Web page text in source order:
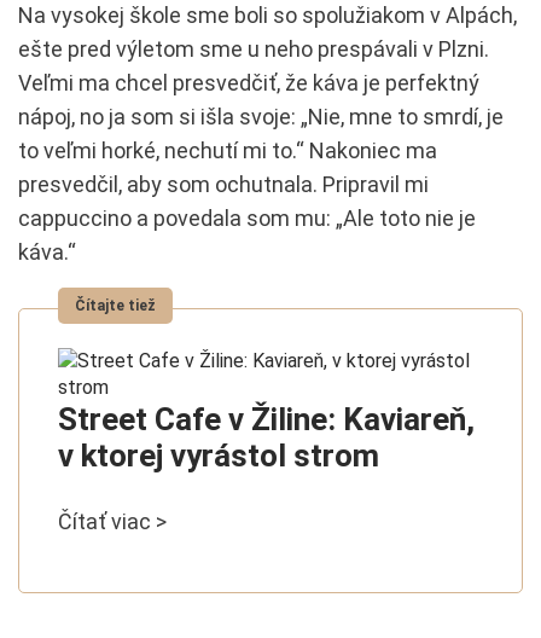
Na vysokej škole sme boli so spolužiakom v Alpách,
ešte pred výletom sme u neho prespávali v Plzni.
Veľmi ma chcel presvedčiť, že káva je perfektný
nápoj, no ja som si išla svoje: „Nie, mne to smrdí, je
to veľmi horké, nechutí mi to.“ Nakoniec ma
presvedčil, aby som ochutnala. Pripravil mi
cappuccino a povedala som mu: „Ale toto nie je
káva.“
Street Cafe v Žiline: Kaviareň,
v ktorej vyrástol strom
Čítať viac >